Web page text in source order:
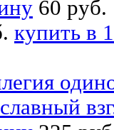
60 руб.
купить в